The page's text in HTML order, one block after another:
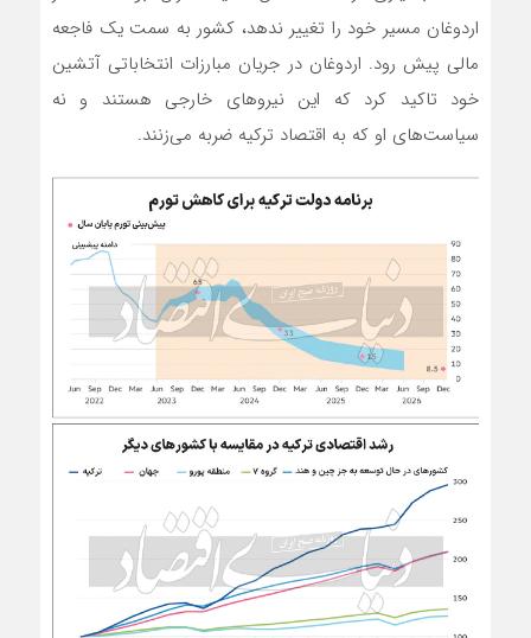
اردوغان مسیر خود را تغییر ندهد، کشور به سمت یک فاجعه
مالی پیش رود. اردوغان در جریان مبارزات انتخاباتی آتشین
خود تاکید کرد که این نیروهای خارجی هستند و نه
سیاست‌های او که به اقتصاد ترکیه ضربه می‌زنند.